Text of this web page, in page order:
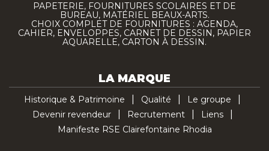
PAPETERIE, FOURNITURES SCOLAIRES ET DE
BUREAU, MATÉRIEL BEAUX-ARTS.
CHOIX COMPLET DE FOURNITURES : AGENDA,
CAHIER, ENVELOPPES, CARNET DE DESSIN, PAPIER
AQUARELLE, CARTON À DESSIN.
LA MARQUE
Historique & Patrimoine Qualité
Le groupe
Devenir revendeur
Recrutement
Liens
Manifeste RSE Clairefontaine Rhodia